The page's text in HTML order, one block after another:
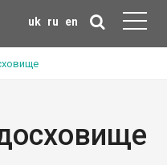
uk ru en